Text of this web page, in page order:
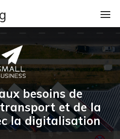
Loi De Finance
Comptes À Payer
Execs / CXOs
IT
besoins de
et de la
la digitalisation